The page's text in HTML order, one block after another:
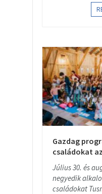
Gazdag
családokat
Július 30. és
negyedik
családokat